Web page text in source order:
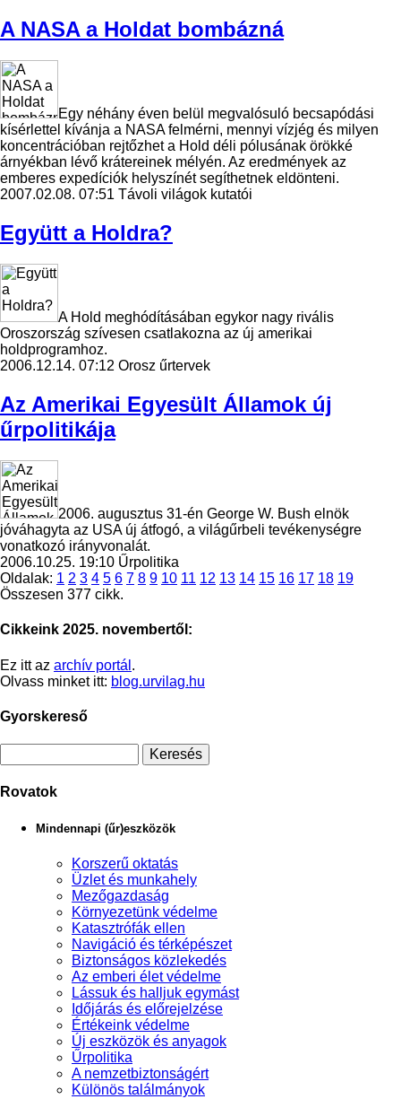
A NASA a Holdat bombázná
Egy néhány éven belül megvalósuló becsapódási
kísérlettel kívánja a NASA felmérni, mennyi vízjég és milyen
koncentrációban rejtőzhet a Hold déli pólusának örökké
árnyékban lévő krátereinek mélyén. Az eredmények az
emberes expedíciók helyszínét segíthetnek eldönteni.
2007.02.08. 07:51 Távoli világok kutatói
Együtt a Holdra?
A Hold meghódításában egykor nagy rivális
Oroszország szívesen csatlakozna az új amerikai
holdprogramhoz.
2006.12.14. 07:12 Orosz űrtervek
Az Amerikai Egyesült Államok új
űrpolitikája
2006. augusztus 31-én George W. Bush elnök
jóváhagyta az USA új átfogó, a világűrbeli tevékenységre
vonatkozó irányvonalát.
2006.10.25. 19:10 Űrpolitika
Oldalak: 1 2 3 4 5 6 7 8 9 10 11 12 13 14 15 16 17 18 19
Összesen 377 cikk.
Cikkeink 2025. novembertől:
Ez itt az archív portál .
Olvass minket itt: blog.urvilag.hu
Gyorskereső
Rovatok
Mindennapi (űr)eszközök
Korszerű oktatás
Üzlet és munkahely
Mezőgazdaság
Környezetünk védelme
Katasztrófák ellen
Navigáció és térképészet
Biztonságos közlekedés
Az emberi élet védelme
Lássuk és halljuk egymást
Időjárás és előrejelzése
Értékeink védelme
Új eszközök és anyagok
Űrpolitika
A nemzetbiztonságért
Különös találmányok